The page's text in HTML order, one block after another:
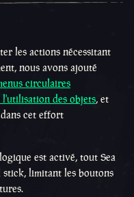
les actions nécessitant
nous avons ajouté
circulaires
des objets, et
cet effort
est activé, tout Sea
stick, limitant les boutons